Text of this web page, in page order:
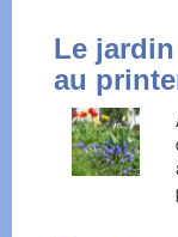
Le
au